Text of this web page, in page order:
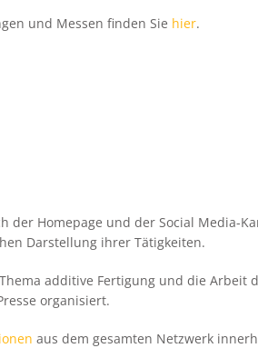
und Messen finden Sie hier.
der Homepage und der Social Media-
Darstellung ihrer Tätigkeiten.
additive Fertigung und die Arbeit
organisiert.
aus dem gesamten Netzwerk